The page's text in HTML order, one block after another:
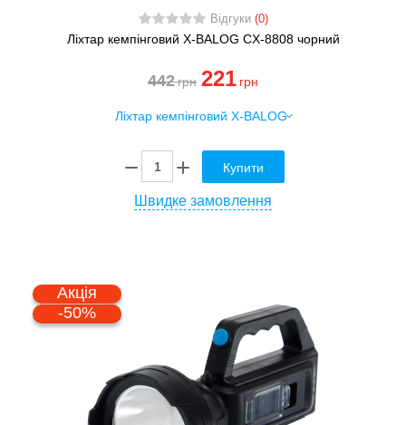
Відгуки (0)
Ліхтар кемпінговий X-BALOG CX-8808 чорний
442грн 221 грн
Купити
Швидке замовлення
Акція
-50%